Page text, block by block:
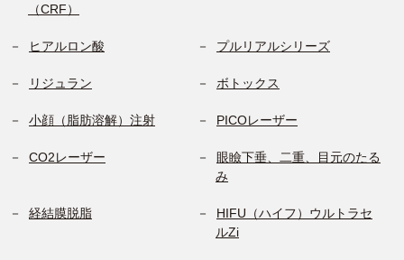
（CRF）
ヒアルロン酸 プルリアルシリーズ
リジュラン ボトックス
小顔（脂肪溶解）注射 PICOレーザー
CO2レーザー
眼瞼下垂、二重、目元のたる
み
経結膜脱脂
HIFU（ハイフ）ウルトラセ
ルZi